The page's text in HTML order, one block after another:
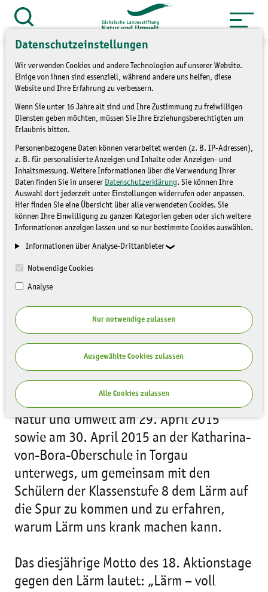
Datenschutzeinstellungen
Wir verwenden Cookies und andere Technologien auf unserer Website.
Einige von ihnen sind essenziell, während andere uns helfen, diese
Website und Ihre Erfahrung zu verbessern.
Wenn Sie unter 16 Jahre alt sind und Ihre Zustimmung zu freiwilligen
Diensten geben möchten, müssen Sie Ihre Erziehungsberechtigten um
Erlaubnis bitten.
Personenbezogene Daten können verarbeitet werden (z. B. IP-Adressen),
z. B. für personalisierte Anzeigen und Inhalte oder Anzeigen- und
Inhaltsmessung. Weitere Informationen über die Verwendung Ihrer
Daten finden Sie in unserer Datenschutzerklärung. Sie können Ihre
Auswahl dort jederzeit unter Einstellungen widerrufen oder anpassen.
Hier finden Sie eine Übersicht über alle verwendeten Cookies. Sie
können Ihre Einwilligung zu ganzen Kategorien geben oder sich weitere
Informationen anzeigen lassen und so nur bestimmte Cookies auswählen.
Informationen über Analyse-Drittanbieter
Notwendige Cookies
Analyse
Nur notwendige zulassen
Ausgewählte Cookies zulassen
Alle Cookies zulassen
Zum
Inhalt
springen
öffnen
Themen » Umweltbildung
Umweltmobil zum „Tag
gegen Lärm“ in Torgau
UMWELTBILDUNG
Anlässlich des internationalen Tages
gegen Lärm 2015 ist das Umweltmobil
„Planaria“ der Sächsischen Landesstiftung
Natur und Umwelt am 29. April 2015
sowie am 30. April 2015 an der Katharina-
von-Bora-Oberschule in Torgau
unterwegs, um gemeinsam mit den
Schülern der Klassenstufe 8 dem Lärm auf
die Spur zu kommen und zu erfahren,
warum Lärm uns krank machen kann.
Das diesjährige Motto des 18. Aktionstage
gegen den Lärm lautet: „Lärm – voll